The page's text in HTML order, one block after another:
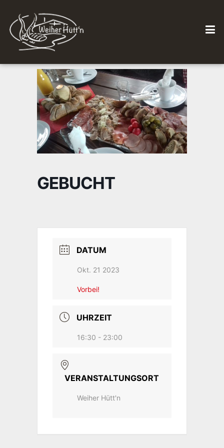
GEBUCHT
DATUM
Okt. 21 2023
Vorbei!
UHRZEIT
16:30 - 23:00
VERANSTALTUNGSORT
Weiher Hütt'n